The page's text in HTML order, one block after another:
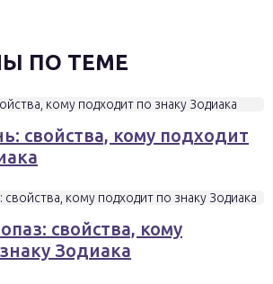
ПО ТЕМЕ
свойства, кому подходит
свойства, кому
Зодиака